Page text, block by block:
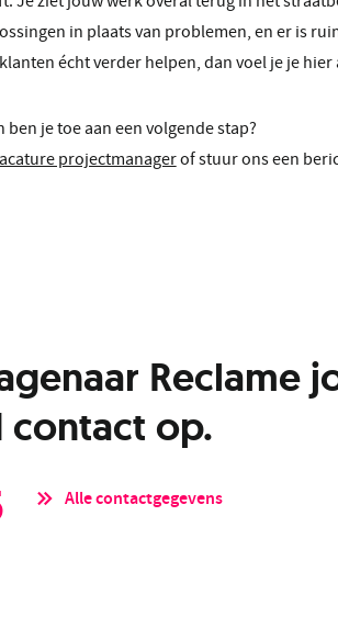
in plaats van problemen, en er is
écht verder helpen, dan voel je je
je toe aan een volgende stap?
projectmanagerof stuur ons een
Reclame
op.
Alle contactgegevens